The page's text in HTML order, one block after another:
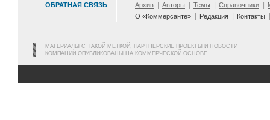
ОБРАТНАЯ СВЯЗЬ Архив Авторы Темы Справочники
О «Коммерсанте»
Редакция Контакты
МАТЕРИАЛЫ С ТАКОЙ МЕТКОЙ, ПАРТНЕРСКИЕ ПРОЕКТЫ И НОВОСТИ
КОМПАНИЙ ОПУБЛИКОВАНЫ НА КОММЕРЧЕСКОЙ ОСНОВЕ